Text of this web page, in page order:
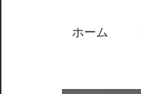
ホーム